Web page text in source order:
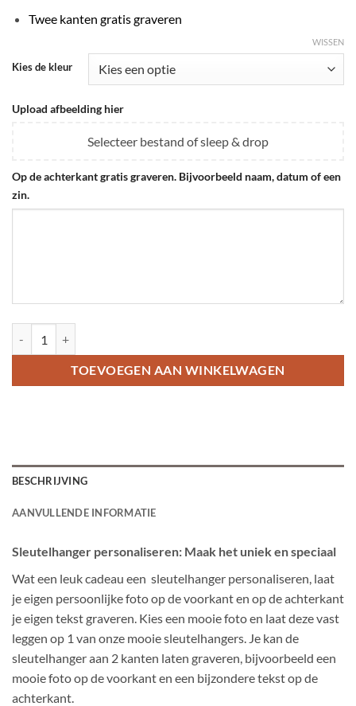
Twee kanten gratis graveren
Kies de kleur
WISSEN
Upload afbeelding hier
Selecteer bestand of sleep & drop
Op de achterkant gratis graveren. Bijvoorbeeld naam, datum of een
zin.
TOEVOEGEN AAN WINKELWAGEN
BESCHRIJVING
AANVULLENDE INFORMATIE
Sleutelhanger personaliseren: Maak het uniek en speciaal
Wat een leuk cadeau een sleutelhanger personaliseren, laat
je eigen persoonlijke foto op de voorkant en op de achterkant
je eigen tekst graveren. Kies een mooie foto en laat deze vast
leggen op 1 van onze mooie sleutelhangers. Je kan de
sleutelhanger aan 2 kanten laten graveren, bijvoorbeeld een
mooie foto op de voorkant en een bijzondere tekst op de
achterkant.